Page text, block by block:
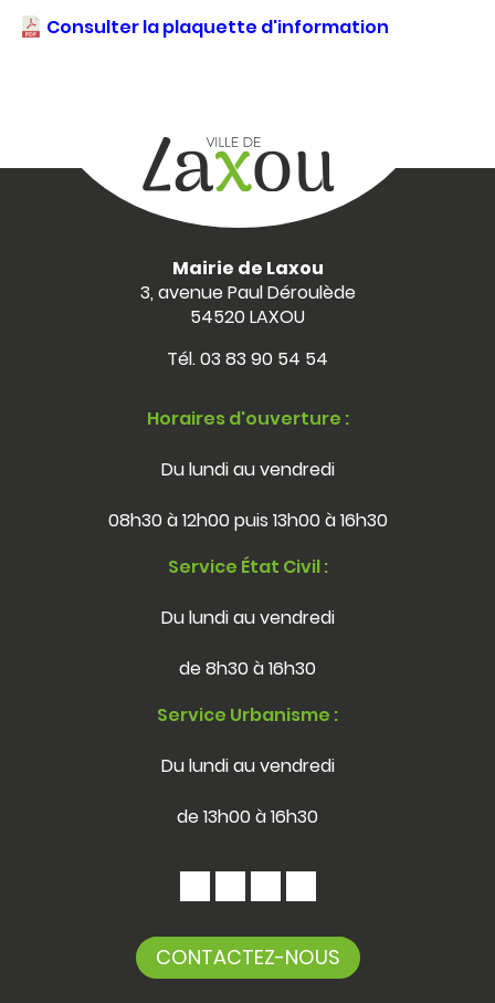
Consulter la plaquette d'information
Mairie de Laxou
3, avenue Paul Déroulède
54520 LAXOU
Tél.03 83 90 54 54
Horaires d'ouverture :
Du lundi au vendredi
08h30 à 12h00 puis 13h00 à 16h30
Service État Civil :
Du lundi au vendredi
de 8h30 à 16h30
Service Urbanisme :
Du lundi au vendredi
de 13h00 à 16h30
CONTACTEZ-NOUS